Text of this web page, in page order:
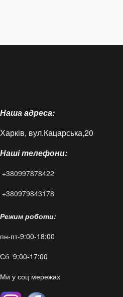
Доставка і оплата
Контакти
Статті
FAQ
Наша адреса:
Харків, вул.Кацарська,20
Наші телефони:
+380997878422
+380979843178
Режим роботи:
пн-пт-9:00-18:00
Сб 9:00-17:00
Ми у соц мережах